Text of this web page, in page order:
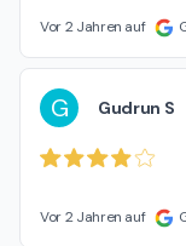
Vor 2 Jahren auf
G Gudrun S
Vor 2 Jahren auf